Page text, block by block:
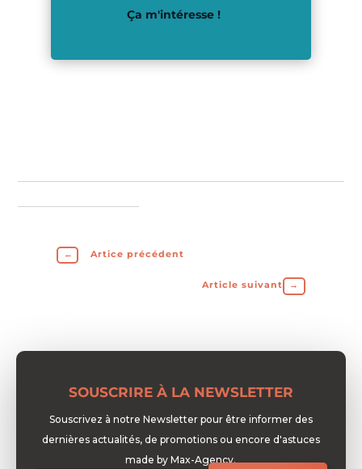
Ça m'intéresse !
← Artice précédent
Article suivant →
SOUSCRIRE À LA NEWSLETTER
Souscrivez à notre Newsletter pour être informer des
dernières actualités, de promotions ou encore d'astuces
made by Max-Agency.